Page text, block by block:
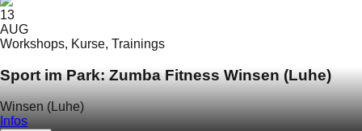
13
AUG
Workshops, Kurse, Trainings
Sport im Park: Zumba Fitness Winsen (Luhe)
Winsen (Luhe)
Infos